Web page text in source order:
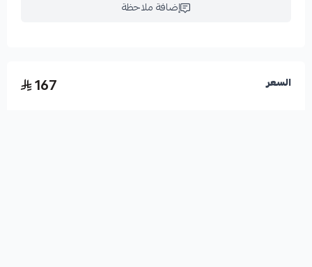
إضافة ملاحظة
السعر 167